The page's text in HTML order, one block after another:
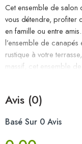
Cet ensemble de
vous détendre, profiter
en famille ou entre
l’ensemble de
rustique à votre
massif, cet ensemble
résistant aux
conception modulaire
prolonger la durée de
Avis (0)
Basé Sur 0 Avis